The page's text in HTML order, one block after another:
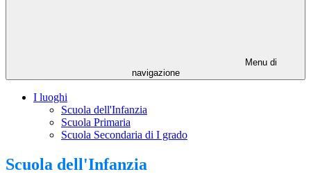
Menu di
navigazione
I luoghi
Scuola dell'Infanzia
Scuola Primaria
Scuola Secondaria di I grado
Scuola dell'Infanzia